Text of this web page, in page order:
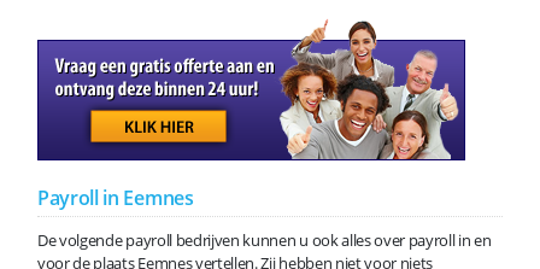
Payroll in Eemnes
De volgende payroll bedrijven kunnen u ook alles over payroll in en
voor de plaats Eemnes vertellen. Zij hebben niet voor niets